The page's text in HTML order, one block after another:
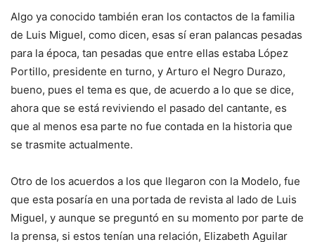
Algo ya conocido también eran los contactos de la familia
de Luis Miguel, como dicen, esas sí eran palancas pesadas
para la época, tan pesadas que entre ellas estaba López
Portillo, presidente en turno, y Arturo el Negro Durazo,
bueno, pues el tema es que, de acuerdo a lo que se dice,
ahora que se está reviviendo el pasado del cantante, es
que al menos esa parte no fue contada en la historia que
se trasmite actualmente.
Otro de los acuerdos a los que llegaron con la Modelo, fue
que esta posaría en una portada de revista al lado de Luis
Miguel, y aunque se preguntó en su momento por parte de
la prensa, si estos tenían una relación, Elizabeth Aguilar